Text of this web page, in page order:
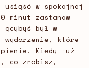
usiąść w spokojnej
minut zastanów
był w
wydarzenie, które
Kiedy już
co zrobisz,